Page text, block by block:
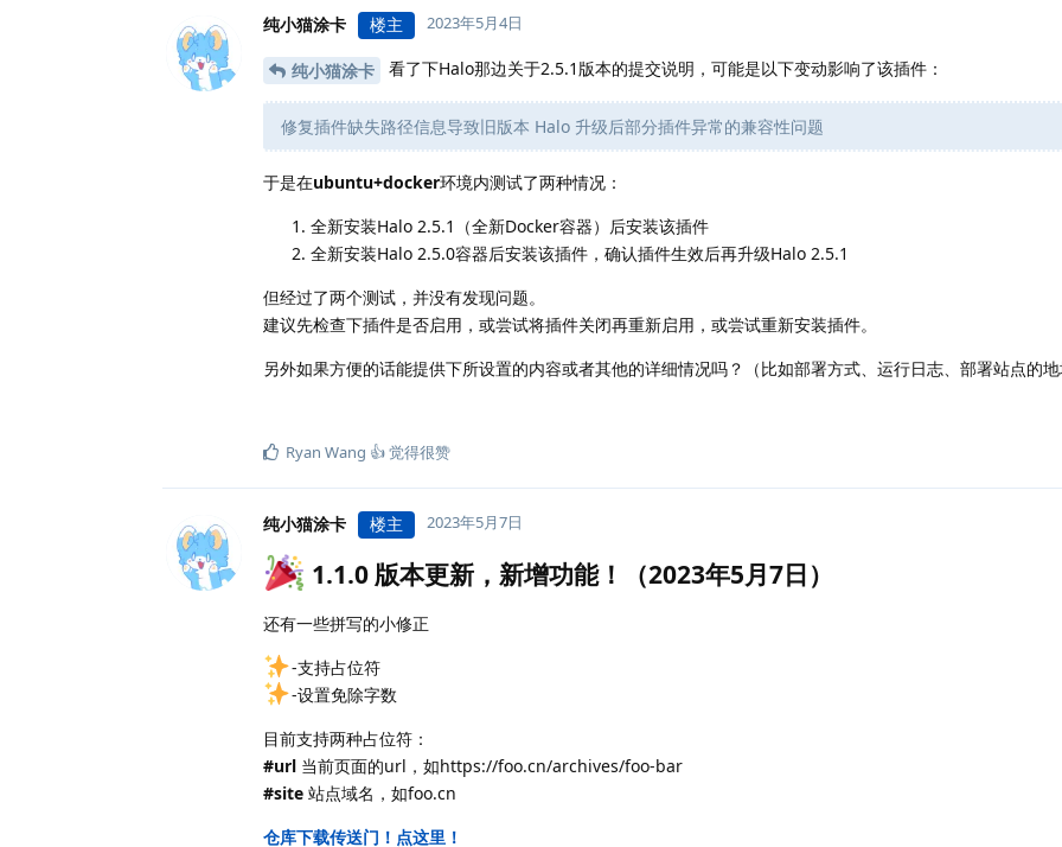
纯小猫涂卡 楼主 2023年5月4日
纯小猫涂卡 看了下Halo那边关于2.5.1版本的提交说明，可能是以下变动影响了该插件：
修复插件缺失路径信息导致旧版本 Halo 升级后部分插件异常的兼容性问题
于是在ubuntu+docker环境内测试了两种情况：
全新安装Halo 2.5.1（全新Docker容器）后安装该插件
全新安装Halo 2.5.0容器后安装该插件，确认插件生效后再升级Halo 2.5.1
但经过了两个测试，并没有发现问题。
建议先检查下插件是否启用，或尝试将插件关闭再重新启用，或尝试重新安装插件。
另外如果方便的话能提供下所设置的内容或者其他的详细情况吗？（比如部署方式、运行日志、部署站点的地
Ryan Wang 👍觉得很赞
纯小猫涂卡 楼主 2023年5月7日
1.1.0 版本更新，新增功能！（2023年5月7日）
还有一些拼写的小修正
-支持占位符
-设置免除字数
目前支持两种占位符：
#url 当前页面的url，如https://foo.cn/archives/foo-bar
#site 站点域名，如foo.cn
仓库下载传送门！点这里！